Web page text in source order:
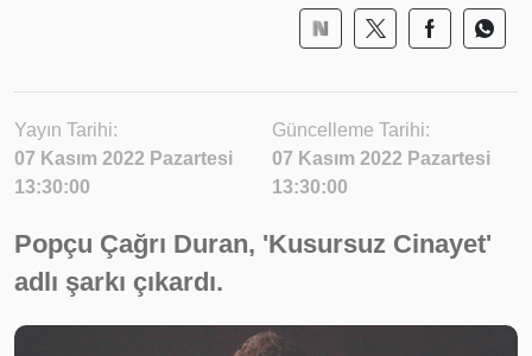
Yayın Tarihi:
07 Kasım 2022 Pazartesi
13:30:00
Güncelleme Tarihi:
07 Kasım 2022 Pazartesi
13:30:00
Popçu Çağrı Duran, 'Kusursuz Cinayet'
adlı şarkı çıkardı.